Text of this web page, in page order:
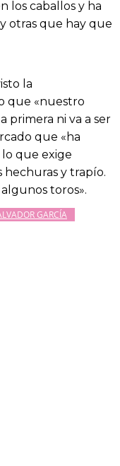
los caballos y ha
otras que hay que
la
que «nuestro
primera ni va a ser
que «ha
que exige
hechuras y trapío.
toros».
GARCÍA